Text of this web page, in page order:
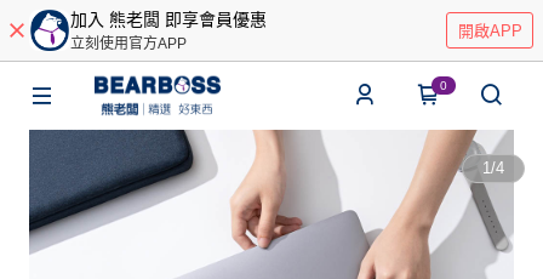
加入 熊老闆 即享會員優惠
立刻使用官方APP
開啟APP
0
1/4